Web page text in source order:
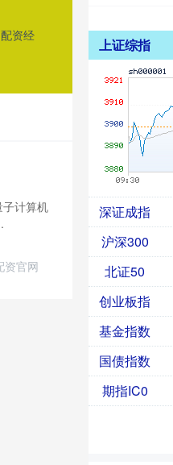
资经
计算机
资官网
上证综指
深证成指
沪深300
北证50
创业板指
基金指数
国债指数
期指IC0